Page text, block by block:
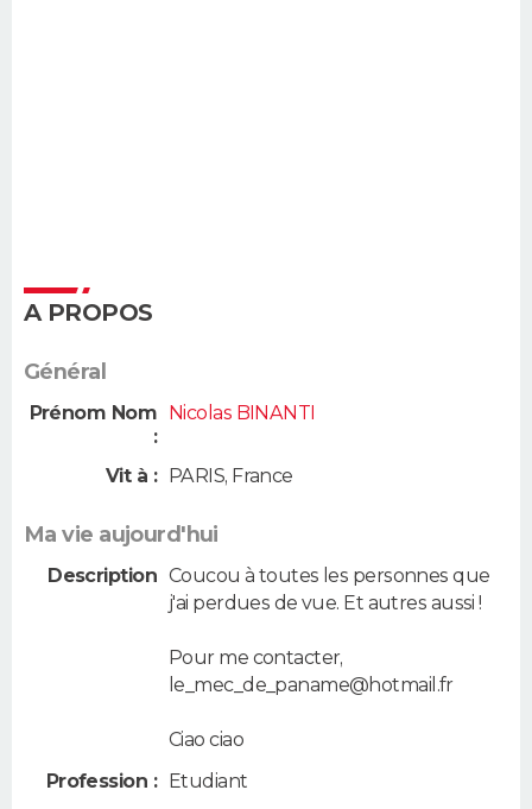
A PROPOS
Général
Prénom Nom
:
Nicolas BINANTI
Vit à : PARIS, France
Ma vie aujourd'hui
Description Coucou à toutes les personnes que
j'ai perdues de vue. Et autres aussi !
Pour me contacter,
le_mec_de_paname@hotmail.fr
Ciao ciao
Profession : Etudiant